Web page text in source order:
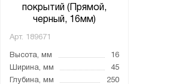
покрытий (Прямой,
черный, 16мм)
Арт. 189671
Высота, мм
16
Ширина, мм
45
Глубина, мм
250